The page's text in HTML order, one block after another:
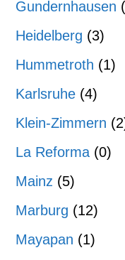
Gundernhausen
Heidelberg (3)
Hummetroth (1)
Karlsruhe (4)
Klein-Zimmern
La Reforma (0)
Mainz (5)
Marburg (12)
Mayapan (1)